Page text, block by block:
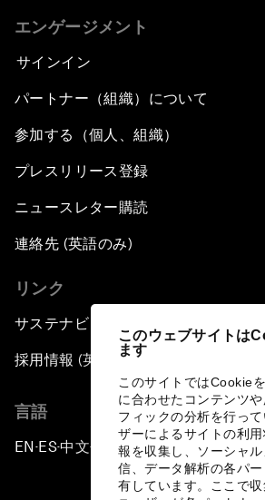
このウェブサイトは
ます
このサイトではCookie
に合わせたコンテンツ
フィックの分析を行っ
ザーによるサイトの利
報を収集し、ソーシャ
信、データ解析の各パ
有しています。ここで収
エンゲージメント
サインイン
パートナー（組織）について
参加する（個人、組織）
プレスリリース登録
ニュースレター購読
連絡先 (英語のみ)
リンク
サステナビリティへの取り組み
採用情報 (英語のみ)
言語
EN ▪ES▪中文▪ 日本語